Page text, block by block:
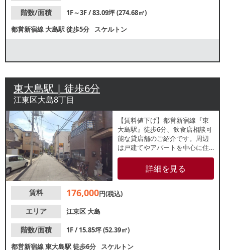
階数/面積
1F～3F / 83.09坪 (274.68㎡)
都営新宿線 大島駅徒歩5分 スケルトン
東大島駅 | 徒歩6分
江東区大島8丁目
【賃料値下げ】都営新宿線『東
大島駅』徒歩6分、飲食店相談可
能な貸店舗のご紹介です。周辺
は戸建てやアパートを中心に住
居が多いエリアで地域住民を中
心とした集客が期待できます。
諸条件等、お気軽にお問合せく
詳細を見る
賃料 176,000円(税込)
エリア
江東区 大島
階数/面積
1F / 15.85坪 (52.39㎡)
都営新宿線東大島駅徒歩6分 スケルトン